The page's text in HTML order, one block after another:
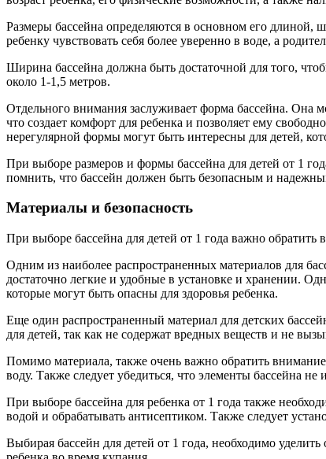
Размеры бассейна определяются в основном его длиной,
ребенку чувствовать себя более уверенно в воде, а
Ширина бассейна должна быть достаточной для того,
около 1-1,5 метров.
Отдельного внимания заслуживает форма бассейна. Она
что создает комфорт для ребенка и позволяет ему
нерегулярной формы могут быть интересны для детей,
При выборе размеров и формы бассейна для детей от 1
помнить, что бассейн должен быть безопасным и
Материалы и безопасность
При выборе бассейна для детей от 1 года важно обратить
Одним из наиболее распространенных материалов для
достаточно легкие и удобные в установке и хранении.
которые могут быть опасны для здоровья ребенка.
Еще один распространенный материал для детских
для детей, так как не содержат вредных веществ и не
Помимо материала, также очень важно обратить
воду. Также следует убедиться, что элементы бассейна
При выборе бассейна для ребенка от 1 года также
водой и обрабатывать антисептиком. Также следует
Выбирая бассейн для детей от 1 года, необходимо